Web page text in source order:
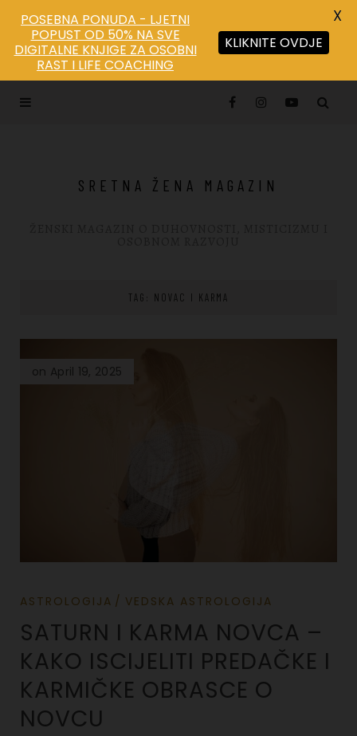
SRETNA ŽENA MAGAZIN
TAG: NOVAC I KARMA
on April 19, 2025
ASTROLOGIJA VEDSKA ASTROLOGIJA
SATURN I KARMA NOVCA –
KAKO ISCIJELITI PREDAČKE I
KARMIČKE OBRASCE O
NOVCU
POSEBNA PONUDA - LJETNI
POPUST OD 50% NA SVE
DIGITALNE KNJIGE ZA OSOBNI
RAST I LIFE COACHING
KLIKNITE OVDJE
X